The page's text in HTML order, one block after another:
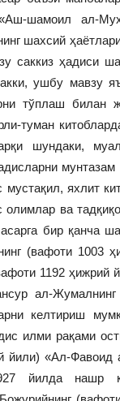
шамоил ал-
шахсий
саккиз ҳадиси
ушбу мавзу
тўплаш билан
туман
шундаки,
мустақил, яхлит
ва
бир қанча
(вафоти 1003
1192
ал-
келтириш
илми рақами
йили) «Ал-
йилда нашр